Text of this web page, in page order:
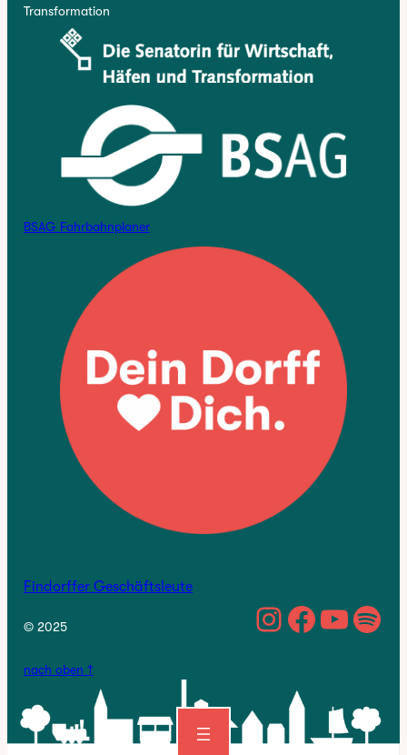
Transformation
BSAG Fahrbahnplaner
Findorffer Geschäftsleute
© 2025 https://
nach oben ↑